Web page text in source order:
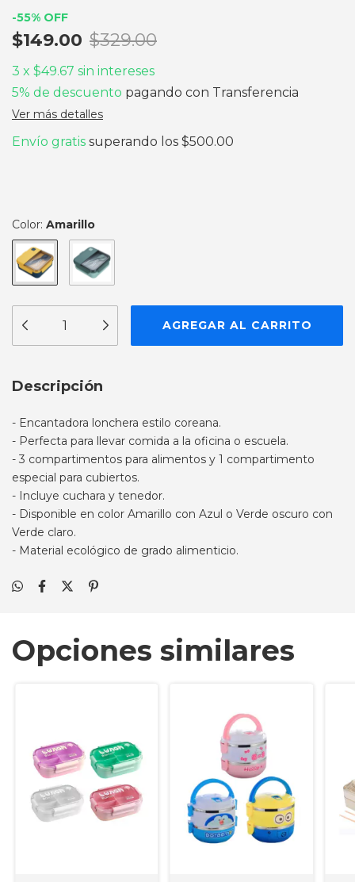
-55% OFF
$149.00 $329.00
3 x $49.67 sin intereses
5% de descuento pagando con Transferencia
Ver más detalles
Envío gratis superando los $500.00
Color: Amarillo
Descripción
- Encantadora lonchera estilo coreana.
- Perfecta para llevar comida a la oficina o escuela.
- 3 compartimentos para alimentos y 1 compartimento
especial para cubiertos.
- Incluye cuchara y tenedor.
- Disponible en color Amarillo con Azul o Verde oscuro con
Verde claro.
- Material ecológico de grado alimenticio.
Opciones similares